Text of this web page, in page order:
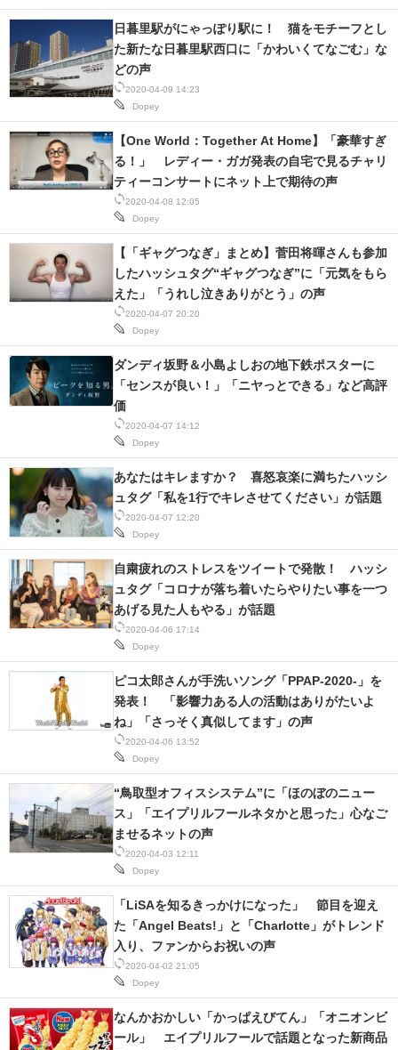
2020-04-09 14:23
Dopey
日暮里駅がにゃっぽり駅に！ 猫をモチーフとし
た新たな日暮里駅西口に「かわいくてなごむ」な
どの声
2020-04-08 12:05
Dopey
【One World：Together At Home】「豪華すぎ
る！」 レディー・ガガ発表の自宅で見るチャリ
ティーコンサートにネット上で期待の声
2020-04-07 20:20
Dopey
【「ギャグつなぎ」まとめ】菅田将暉さんも参加
したハッシュタグ“ギャグつなぎ”に「元気をもら
えた」「うれし泣きありがとう」の声
2020-04-07 14:12
Dopey
ダンディ坂野＆小島よしおの地下鉄ポスターに
「センスが良い！」「ニヤっとできる」など高評
価
2020-04-07 12:20
Dopey
あなたはキレますか？ 喜怒哀楽に満ちたハッシ
ュタグ「私を1行でキレさせてください」が話題
2020-04-06 17:14
Dopey
自粛疲れのストレスをツイートで発散！ ハッシ
ュタグ「コロナが落ち着いたらやりたい事を一つ
あげる見た人もやる」が話題
2020-04-06 13:52
Dopey
ピコ太郎さんが手洗いソング「PPAP-2020-」を
発表！ 「影響力ある人の活動はありがたいよ
ね」「さっそく真似してます」の声
2020-04-03 12:11
Dopey
“鳥取型オフィスシステム”に「ほのぼのニュー
ス」「エイプリルフールネタかと思った」心なご
ませるネットの声
2020-04-02 21:05
Dopey
「LiSAを知るきっかけになった」 節目を迎え
た「Angel Beats!」と「Charlotte」がトレンド
入り、ファンからお祝いの声
なんかおかしい「かっぱえびてん」「オニオンビ
ール」 エイプリルフールで話題となった新商品